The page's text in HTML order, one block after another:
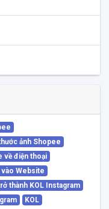
ảnh Shopee
về điện thoại
Website
thành KOL Instagram
KOL